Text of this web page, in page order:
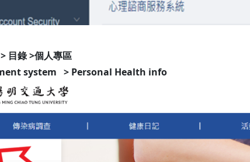
目錄 >個人專區
system > Personal Health info